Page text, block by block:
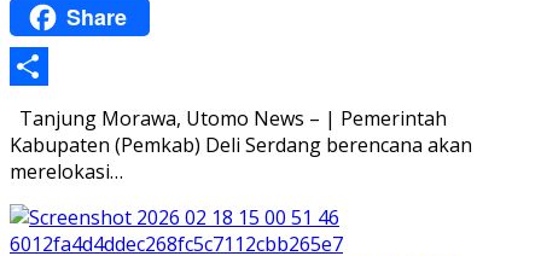
WhatsApp
Share
Share
Tanjung Morawa, Utomo News – | Pemerintah
Kabupaten (Pemkab) Deli Serdang berencana akan
merelokasi…